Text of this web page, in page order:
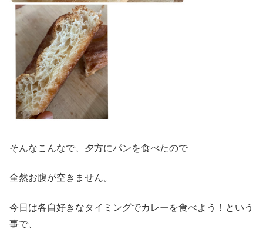
そんなこんなで、夕方にパンを食べたので
全然お腹が空きません。
今日は各自好きなタイミングでカレーを食べよう！という
事で、